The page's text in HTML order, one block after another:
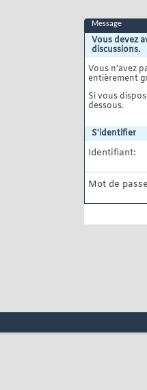
Message
Vous devez
discussions.
Vous n'avez
entièrement
Si vous
dessous.
S'identifier
Identifiant:
Mot de